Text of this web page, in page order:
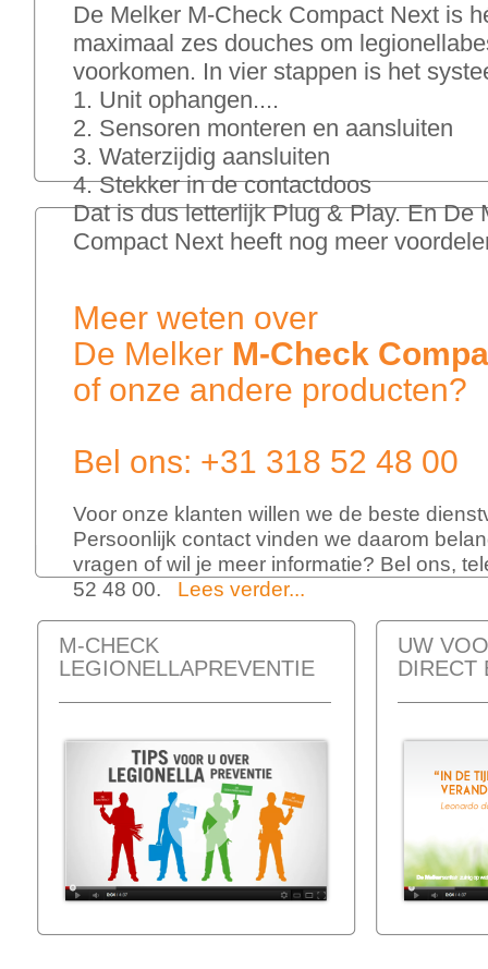
De Melker M-Check Compact Next is
maximaal zes douches om
voorkomen. In vier stappen is het
1. Unit ophangen....
2. Sensoren monteren en aansluiten
3. Waterzijdig aansluiten
4. Stekker in de contactdoos
Dat is dus letterlijk Plug & Play. En De
Compact Next heeft nog meer
Meer weten over
De Melker M-Check
of onze andere producten?
Bel ons: +31 318 52 48 00
Voor onze klanten willen we de beste
Persoonlijk contact vinden we daarom
vragen of wil je meer informatie? Bel ons,
52 48 00. Lees verder...
M-CHECK
LEGIONELLAPREVENTIE
UW
DIRECT